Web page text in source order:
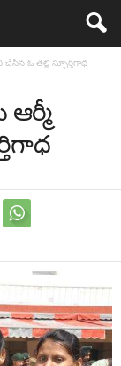
చేసిన ఓ తల్లి స్ఫూర్తిగాధ
ఆర్మీ